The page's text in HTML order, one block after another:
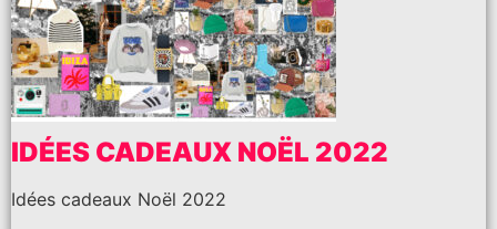
IDÉES CADEAUX NOËL 2022
Idées cadeaux Noël 2022